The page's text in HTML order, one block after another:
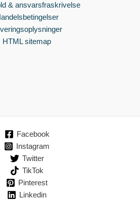
& ansvarsfraskrivelse
HTML sitemap
Facebook
Instagram
Twitter
TikTok
Pinterest
Linkedin